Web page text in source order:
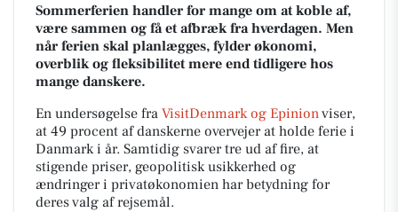
Sommerferien handler for mange om at koble af,
være sammen og få et afbræk fra hverdagen. Men
når ferien skal planlægges, fylder økonomi,
overblik og fleksibilitet mere end tidligere hos
mange danskere.
En undersøgelse fra VisitDenmark og Epinionviser,
at 49 procent af danskerne overvejer at holde ferie i
Danmark i år. Samtidig svarer tre ud af fire, at
stigende priser, geopolitisk usikkerhed og
ændringer i privatøkonomien har betydning for
deres valg af rejsemål.